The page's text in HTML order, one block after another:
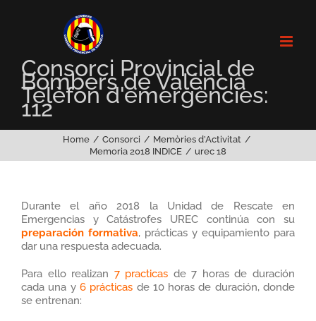
Consorci Provincial de
Bombers de València
Telèfon d'emergències:
112
Home Consorci
Memòries d’Activitat
Memoria 2018 INDICE
urec 18
Durante el año 2018 la Unidad de Rescate en
Emergencias y Catástrofes UREC continúa con su
preparación formativa, prácticas y equipamiento para
dar una respuesta adecuada.
Para ello realizan 7 practicas de 7 horas de duración
cada una y 6 prácticas de 10 horas de duración, donde
se entrenan: